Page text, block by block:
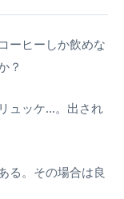
ーヒーしか飲めな
？
ュッケ…。出され
る。その場合は良